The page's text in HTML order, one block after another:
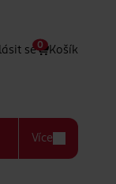
se Košík
0
Více